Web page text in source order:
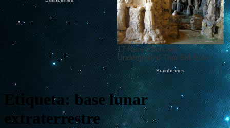
Etiqueta: base lunar
extraterrestre